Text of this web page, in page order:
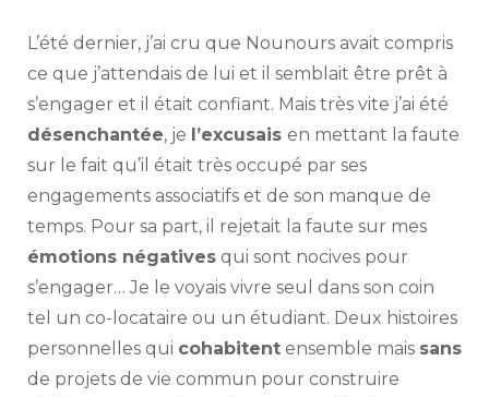
L’été dernier, j’ai cru que Nounours avait compris
ce que j’attendais de lui et il semblait être prêt à
s’engager et il était confiant. Mais très vite j’ai été
désenchantée, je l’excusais en mettant la faute
sur le fait qu’il était très occupé par ses
engagements associatifs et de son manque de
temps. Pour sa part, il rejetait la faute sur mes
émotions négatives qui sont nocives pour
s’engager… Je le voyais vivre seul dans son coin
tel un co-locataire ou un étudiant. Deux histoires
personnelles qui cohabitent ensemble mais sans
de projets de vie commun pour construire